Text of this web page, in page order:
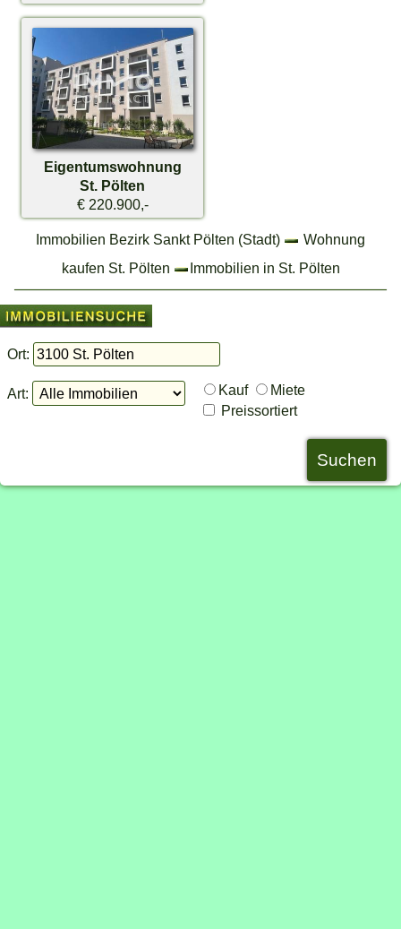
Eigentumswohnung
St. Pölten
€ 220.900,-
Immobilien Bezirk Sankt Pölten (Stadt)
Wohnung
kaufen St. Pölten
Immobilien in St. Pölten
Ort:
Art: Kauf
Miete
Preissortiert